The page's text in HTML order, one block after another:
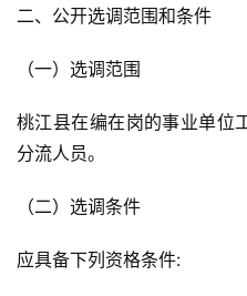
二、公开选调范围和条件
（一）选调范围
桃江县在编在岗的事业单位
分流人员。
（二）选调条件
应具备下列资格条件: